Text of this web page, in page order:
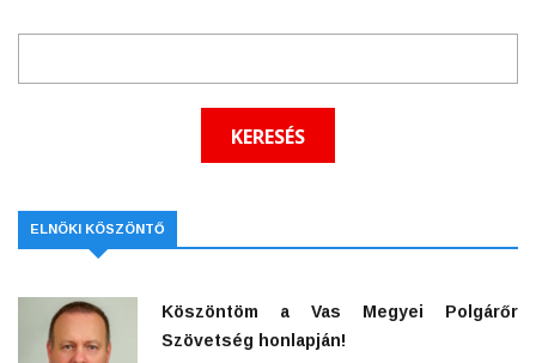
ELNÖKI KÖSZÖNTŐ
Köszöntöm a Vas Megyei Polgárőr
Szövetség honlapján!